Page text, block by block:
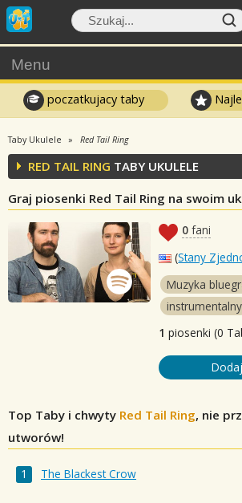
Menu
poczatkujacy taby
Taby Ukulele Red Tail Ring
RED TAIL RING TABY UKULELE
Graj piosenki Red Tail Ring na swoim
0 fani
(Stany
Muzyka
instrumentalny
1 piosenki (0
Top Taby i chwyty Red Tail Ring, nie
utworów!
The Blackest Crow